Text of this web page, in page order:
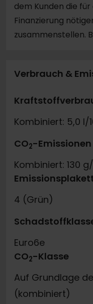
dem Kunden die
Finanzierung
zusammenstellen.
Verbrauch &
Kombiniert: 5,0 l/
CO2-Emissionen
Kombiniert: 130
4 (Grün)
Euro6e
CO2-Klasse
Auf Grundlage
(kombiniert)